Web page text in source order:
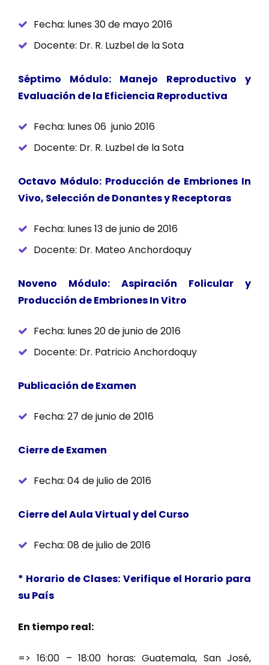
Fecha: lunes 30 de mayo 2016
Docente: Dr. R. Luzbel de la Sota
Séptimo Módulo: Manejo Reproductivo y
Evaluación de la Eficiencia Reproductiva
Fecha: lunes 06 junio 2016
Docente: Dr. R. Luzbel de la Sota
Octavo Módulo: Producción de Embriones In
Vivo, Selección de Donantes y Receptoras
Fecha: lunes 13 de junio de 2016
Docente: Dr. Mateo Anchordoquy
Noveno Módulo: Aspiración Folicular y
Producción de Embriones In Vitro
Fecha: lunes 20 de junio de 2016
Docente: Dr. Patricio Anchordoquy
Publicación de Examen
Fecha: 27 de junio de 2016
Cierre de Examen
Fecha: 04 de julio de 2016
Cierre del Aula Virtual y del Curso
Fecha: 08 de julio de 2016
* Horario de Clases: Verifique el Horario para
su País
En tiempo real:
=> 16:00 – 18:00 horas: Guatemala, San José,